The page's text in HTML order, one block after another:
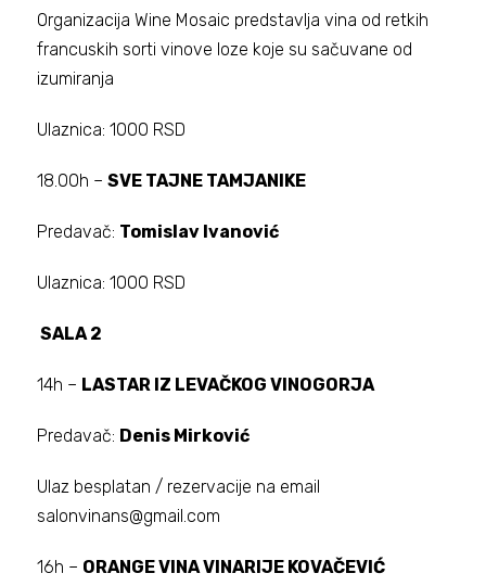
Organizacija Wine Mosaic predstavlja vina od retkih
francuskih sorti vinove loze koje su sačuvane od
izumiranja
Ulaznica: 1000 RSD
18.00h –SVE TAJNE TAMJANIKE
Predavač: Tomislav Ivanović
Ulaznica: 1000 RSD
SALA 2
14h – LASTAR IZ LEVAČKOG VINOGORJA
Predavač: Denis Mirković
Ulaz besplatan / rezervacije na email
salonvinans@gmail.com
16h – ORANGE VINA VINARIJE KOVAČEVIĆ